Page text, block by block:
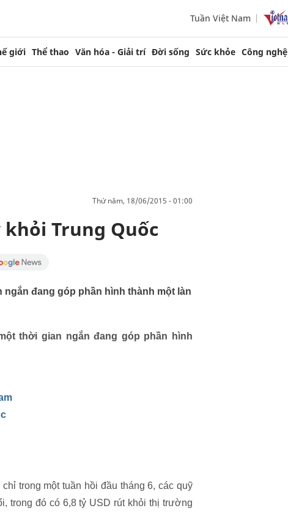
Tuần Việt Nam
giới Thể thao Văn hóa - Giải trí Đời sống Sức khỏe Công nghệ
thứ năm, 18/06/2015 - 01:00
Trung Quốc
đang góp phần hình thành một làn
thời gian ngắn đang góp phần hình
trong một tuần hồi đầu tháng 6, các quỹ
trong đó có 6,8 tỷ USD rút khỏi thị trường